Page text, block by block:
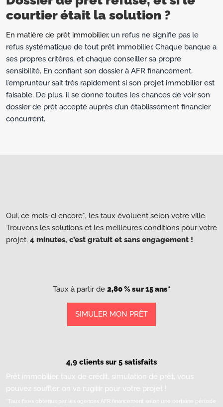
courtier était la solution ?
En matière de prêt immobilier, un refus ne signifie pas le
refus systématique de tout prêt immobilier. Chaque banque a
ses propres critères, et chaque conseiller sa propre
sensibilité. En confiant son dossier à AFR financement,
l’emprunteur sait très rapidement si son projet immobilier est
faisable. De plus, il se donne toutes les chances de voir son
dossier de prêt accepté auprès d’un établissement financier
concurrent.
Oui, ce mois-ci encore*, les taux évoluent selon votre ville.
Trouvons les solutions et les meilleures conditions pour votre
projet. 4 minutes, c’est gratuit et sans engagement !
Taux à partir de 2,80 % sur 15 ans*
SIMULER MON PRÊT
4,9 clients sur 5 satisfaits
Prêt immobilier, taux de crédit, simulation de prêt, vous
pouvez souffler, on va rugiiiir pour votre projet !
*Taux fixes obtenus par les agences AFR financement selon une certaine période